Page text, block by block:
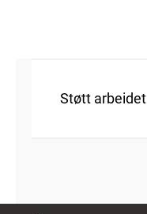
Støtt arbeidet